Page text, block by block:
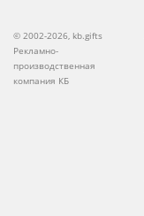
© 2002-2026, kb.gifts
Рекламно-
производственная
компания КБ